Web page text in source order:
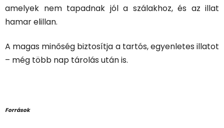
amelyek nem tapadnak jól a szálakhoz, és az illat
hamar elillan.
A magas minőség biztosítja a tartós, egyenletes illatot
– még több nap tárolás után is.
Források